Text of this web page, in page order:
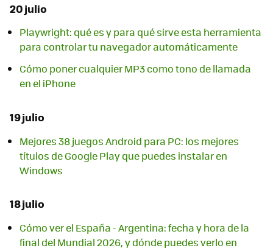
20 julio
Playwright: qué es y para qué sirve esta herramienta
para controlar tu navegador automáticamente
Cómo poner cualquier MP3 como tono de llamada
en el iPhone
19 julio
Mejores 38 juegos Android para PC: los mejores
títulos de Google Play que puedes instalar en
Windows
18 julio
Cómo ver el España - Argentina: fecha y hora de la
final del Mundial 2026, y dónde puedes verlo en